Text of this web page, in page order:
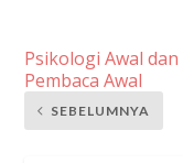
Psikologi Awal dan
Pembaca Awal
SEBELUMNYA